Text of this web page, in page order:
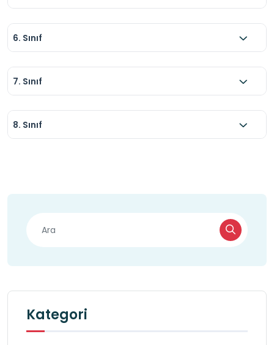
6. Sınıf
7. Sınıf
8. Sınıf
Kategori